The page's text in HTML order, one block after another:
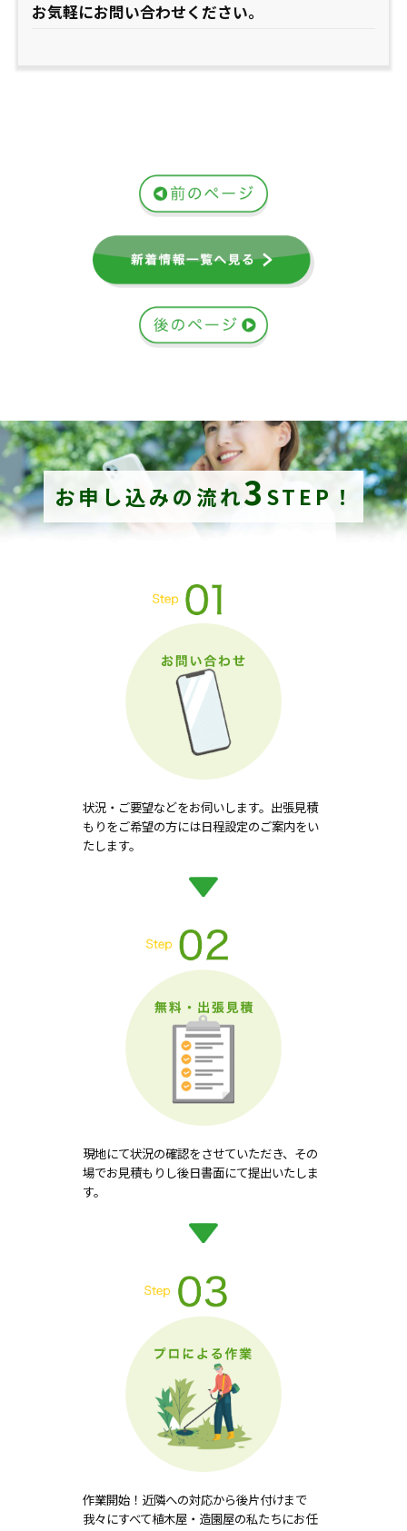
お気軽にお問い合わせください。
お申し込みの流れ3 STEP！
状況・ご要望などをお伺いします。出張見積
もりをご希望の方には日程設定のご案内をい
たします。
現地にて状況の確認をさせていただき、その
場でお見積もりし後日書面にて提出いたしま
す。
作業開始！近隣への対応から後片付けまで
我々にすべて植木屋・造園屋の私たちにお任